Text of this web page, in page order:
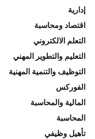
إدارية
اقتصاد ومحاسبة
التعلم الالكتروني
التعليم والتطوير المهني
التوظيف والتنمية المهنية
الفوركس
المالية والمحاسبة
المحاسبة
تأهيل وظيفي